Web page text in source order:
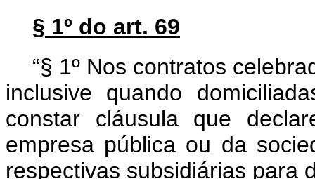
§ 1º do art. 69
“§ 1º Nos contratos
inclusive quando
constar cláusula que
empresa pública ou da
respectivas subsidiárias para